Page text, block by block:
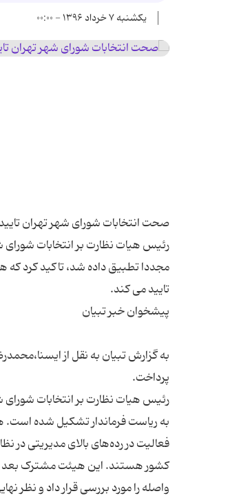
یکشنبه ۷ خرداد ۱۳۹۶ - ۰۰:۰۰
مجددا تطبیق داده شد، تاکید کرد که
به گزارش تبیان به نقل از
به ریاست فرماندار تشکیل شده
فعالیت در رده‌های بالای مدیریتی
کشور هستند. این هیئت مشترک بعد